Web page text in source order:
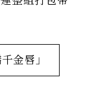
金唇」